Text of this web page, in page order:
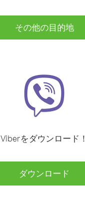
その他の目的地
Viberをダウンロード！
ダウンロード